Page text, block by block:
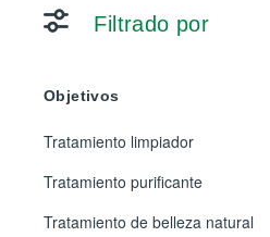
Filtrado por
Objetivos
Tratamiento limpiador
Tratamiento purificante
Tratamiento de belleza natural